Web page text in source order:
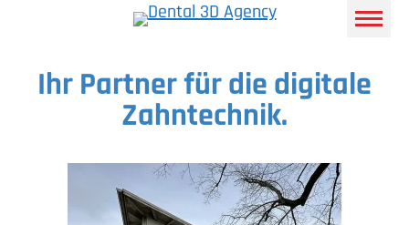
Ihr Partner für die digitale
Zahntechnik.